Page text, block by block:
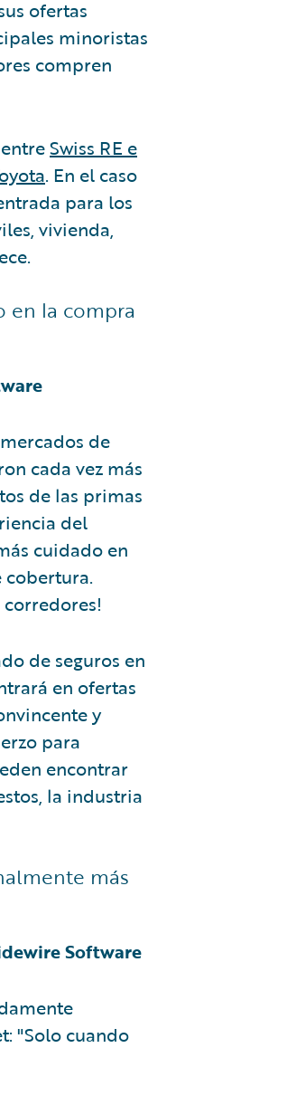
ofertas
minoristas
compren
Swiss RE e
. En el caso
para los
vivienda,
en la compra
de
cada vez más
de las primas
del
cuidado en
de seguros en
en ofertas
y
para
encontrar
la industria
más
Software
"Solo cuando